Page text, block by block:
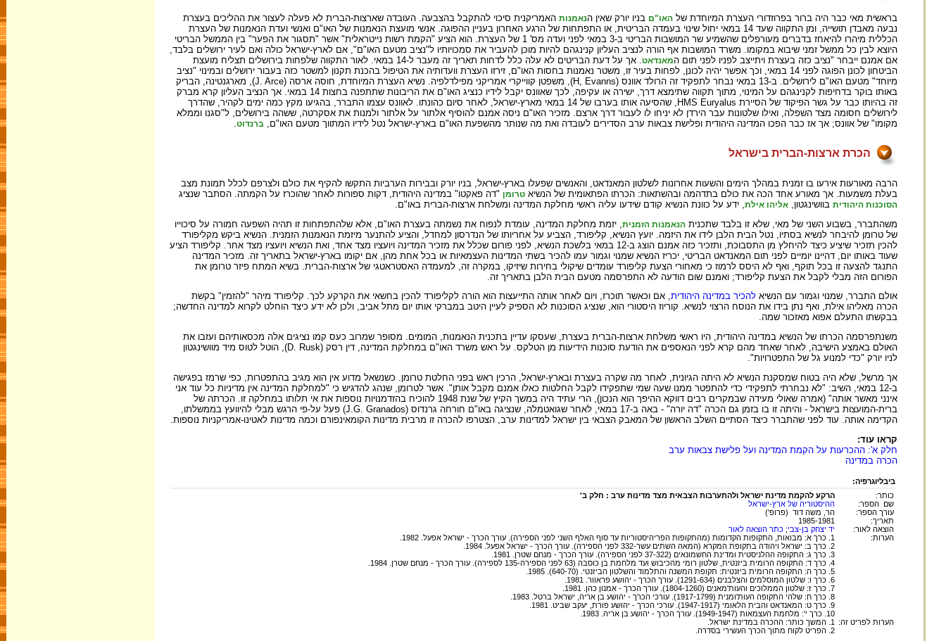
בראשית מאי כבר היה ברור בפרוזדורי העצרת המיוחדת של האו"ם בניו יורק שאין הנאמנות האמריקנית סיכוי להתקבל בהצבעה. העובדה שארצות-הברית לא פעלה לעצור את ההליכים בעצרת
נבעה מאבדן תושייה, ומן התקווה שעד 14 במאי יחול שינוי בעמדה הבריטית, או התפתחות של הרגע האחרון בעניין ההפוגה. אנשי מועצת הנאמנות של האו"ם ואנשי ועדת הנאמנות של העצרת
הכללית מיהרו להיאחז בדברים מעורפלים שהשמיע שר המושבות הבריטי ב-3 במאי לפני ועדה מס' 1 של העצרת. הוא הציע "הקמת רשות נייטראלית" אשר "תסגור את הפער" בין הממשל הבריטי
היוצא לבין כל ממשל זמני שיבוא במקומו. משרד המושבות אף הורה לנציב העליון קנינגהם להיות מוכן להעביר את סמכויותיו ל"נציב מטעם האו"ם", אם לארץ-ישראל כולה ואם לעיר ירושלים בלבד,
אם אמנם ייבחר "נציב כזה בעצרת ויתייצב לפניו לפני תום המאנדאט
. אך על דעת הבריטים לא עלה כלל לדחות תאריך זה מעבר ל-14 במאי. לאור התקווה שלפחות בירושלים תצליח מועצת
הביטחון לכונן הפוגה לפני 14 במאי, וכך אפשר יהיה לכונן, לפחות בעיר זו, משטר נאמנות בחסות האו"ם, זירזו העצרת וועדותיה את הטיפול בהכנת תקנון למשטר כזה בעבור ירושלים ובמינוי "נציב
מיוחד" מטעם האו"ם לירושלים. ב-13 במאי נבחר לתפקיד זה הרולד אוונס (H, Evanns), משפטן קווייקרי אמריקני מפילדלפיה. נשיא העצרת המיוחדת, חוסה ארסה (J. Arce), מארגנטינה, הבריק
באותו בוקר בדחיפות לקנינגהם על המינוי, מתוך תקווה שתימצא דרך, ישירה או עקיפה, לכך שאוונס יקבל לידיו כנציג האו"ם את הריבונות שתתפנה בחצות 14 במאי. אך הנציב העליון קרא מברק
זה בהיותו כבר על גשר הפיקוד של הסיירת HMS Euryalus, שהסיעה אותו בערבו של 14 במאי מארץ-ישראל, לאחר סיום כהונתו. לאוונס עצמו התברר, בהגיעו מקץ כמה ימים לקהיר, שהדרך
לירושלים חסומה מצד השפלה, ואילו שלטונות עבר הירדן לא יניחו לו לעבור דרך ארצם. מזכיר האו"ם ניסה אמנם להוסיף אלתור על אלתור ולמנות את אסקרטה, ששהה בירושלים, ל"סגנו וממלא
מקומו" של אוונס; אך אז כבר הפכו המדינה היהודית ופלישת צבאות ערב הסדירים לעובדה ואת מה שנותר מהשפעת האו"ם בארץ-ישראל נטל לידיו המתווך מטעם האו"ם, ברנדוט.
הכרת ארצות-הברית בישראל
הרבה מאורעות אירעו בו זמנית במהלך הימים והשעות אחרונות לשלטון המאנדאט, והאנשים שפעלו בארץ-ישראל, בניו יורק ובבירות הערביות התקשו להקיף את כולם ולצרפם לכלל תמונת מצב
בעלת משמעות. אך מאורע אחד הכה את כולם בתדהמה ובהשתאות: הכרתו הפתאומית של הנשיא טרומן "דה פאקטו" במדינה היהודית, דקות ספורות לאחר שהוכרז על הקמתה. הסתבר שנציג
הסוכנות היהודית בוושינגטון, אליהו אילת
, ידע על כוונת הנשיא קודם שידעו עליה ראשי מחלקת המדינה ומשלחת ארצות-הברית באו"ם.
משהתברר, בשבוע השני של מאי, שלא זו בלבד שתכנית הנאמנות הזמנית
, יזמת מחלקת המדינה, עומדת לנפוח את נשמתה בעצרת האו"ם, אלא שלהתפתחות זו תהיה השפעה חמורה על סיכוייו
של טרומן להיבחר לנשיא בסתיו, נטל הבית הלבן לידו את היזמה. יועץ הנשיא, קליפורד, הצביע על אחריותו של הנדרסון למחדל, והציע להתנער מיזמת הנאמנות הזמנית. הנשיא ביקש מקליפורד
להכין תזכיר שיציע כיצד להיחלץ מן התסבוכת, ותזכיר כזה אמנם הוצג ב-12 במאי בלשכת הנשיא, לפני פורום שכלל את מזכיר המדינה ויועציו מצד אחד, ואת הנשיא ויועציו מצד אחר. קליפורד הציע
שעוד באותו יום, דהיינו יומיים לפני תום המאנדאט הבריטי, יכריז הנשיא שמנוי וגמור עמו להכיר בשתי המדינות העצמאיות או בכל אחת מהן, אם יקומו בארץ-ישראל בתאריך זה. מזכיר המדינה
התנגד להצעה זו בכל תוקף, ואף לא היסס לרמוז כי מאחורי הצעת קליפורד עומדים שיקולי בחירות שיזיקו, במקרה זה, למעמדה האסטראטגי של ארצות-הברית. בשיא המתח פיזר טרומן את
הפורום הזה מבלי לקבל את הצעת קליפורד; ואמנם שום הודעה לא התפרסמה מטעם הבית הלבן בתאריך זה.
אולם התברר, שמנוי וגמור עם הנשיא להכיר במדינה היהודית, אם וכאשר תוכרז, ויום לאחר אותה התייעצות הוא הורה לקליפורד להכין בחשאי את הקרקע לכך. קליפורד מיהר "להזמין" בקשת
הכרה מאליהו אילת, ואף נתן בידו את הנוסח הרצוי לנשיא. קוריוז היסטורי הוא, שנציג הסוכנות לא הספיק לעיין היטב במברקי אותו יום מתל אביב, ולכן לא ידע כיצד הוחלט לקרוא למדינה החדשה;
בבקשתו התעלם אפוא מאזכור שמה.
משנתפרסמה הכרתו של הנשיא במדינה היהודית, היו ראשי משלחת ארצות-הברית בעצרת, שעסקו עדיין בתכנית הנאמנות, המומים. מסופר שמרוב כעס קמו נציגים אלה מכסאותיהם ועזבו את
האולם באמצע הישיבה, לאחר שאחד מהם קרא לפני הנאספים את הודעת סוכנות הידיעות מן הטלקס. על ראש משרד האו"ם במחלקת המדינה, דין רסק (D. Rusk), הוטל לטוס מיד מוושינגטון
לניו יורק "כדי למנוע גל של התפטרויות".
אך מרשל, שלא היה בטוח שמסקנת הנשיא לא היתה הגיונית, לאחר מה שקרה בעצרת ובארץ-ישראל, הרכין ראש בפני החלטת טרומן. כשנשאל מדוע אין הוא מגיב בהתפטרות, כפי שרמז בפגישה
ב-12 במאי, השיב: "לא נבחרתי לתפקידי כדי להתפטר ממנו שעה שמי שתפקידו לקבל החלטות כאלו אמנם מקבל אותן". אשר לטרומן, שנהג להדגיש כי "למחלקת המדינה אין מדיניות כל עוד אני
אינני מאשר אותה" (אמרה שאולי מעידה שבמקרים רבים דווקא ההיפך הוא הנכון), הרי עתיד היה במשך הקיץ של שנת 1948 להוכיח בהזדמנויות נוספות את אי תלותו במחלקה זו. הכרתה של
ברית-המועצות בישראל - והיתה זו בו בזמן גם הכרה "דה יורה" - באה ב-17 במאי, לאחר שגואטמלה, שנציגה באו"ם חורחה גרנדוס (J.G. Granados) פעל על-פי הרגש מבלי להיוועץ בממשלתו,
הקדימה אותה. עוד לפני שהתברר כיצד הסתיים השלב הראשון של המאבק הצבאי בין ישראל למדינות ערב, הצטרפו להכרה זו מרבית מדינות הקומאינפורם וכמה מדינות לאטינו-אמריקניות נוספות.
קראו עוד:
חלק א': ההכרעות על הקמת המדינה ועל פלישת צבאות ערב
הכרה במדינה
ביבליוגרפיה:
כותר:
הרקע להקמת מדינת ישראל ולהתערבות הצבאית מצד מדינות ערב : חלק ב'
שם הספר:
ההיסטוריה של ארץ-ישראל
עורך הספר:
הר, משה דוד (פרופ')
תאריך:
1985-1981
הוצאה לאור:
יד יצחק בן-צבי; כתר הוצאה לאור
הערות:
1. כרך א: מבואות, התקופות הקדומות (מהתקופות הפריהיסטוריות עד סוף האלף השני לפני הספירה). עורך הכרך - ישראל אפעל. 1982.
2. כרך ב: ישראל ויהודה בתקופת המקרא (המאה השתים עשר-332 לפני הספירה). עורך הכרך - ישראל אפעל. 1984.
3. כרך ג: התקופה ההלניסטית ומדינת החשמונאים (37-322 לפני הספירה). עורך הכרך - מנחם שטרן. 1981.
4. כרך ד: התקופה הרומית ביזנטית, שלטון רומי מהכיבוש ועד מלחמת בן כוסבה (63 לפני הספירה-135 לספירה). עורך הכרך - מנחם שטרן. 1984.
5. כרך ה: התקופה הרומית ביזנטית: תקופת המשנה והתלמוד והשלטון הביזנטי. (640-70). 1985.
6. כרך ו: שלטון המוסלמים והצלבנים (1291-634). עורך הכרך - יהושע פראוור. 1981.
7. כרך ז: שלטון הממלוכים והעות'מאנים (1804-1260). עורך הכרך - אמנון כהן. 1981.
8. כרך ח: שלהי התקופה העות'ומנית (1917-1799). עורכי הכרך - יהושע בן אריה, ישראל ברטל. 1983.
9. כרך ט: המאנדאט והבית הלאומי (1947-1917). עורכי הכרך - יהושע פורת, יעקב שביט. 1981.
10. כרך י': מלחמת העצמאות (1949-1947). עורך הכרך - יהושע בן אריה. 1983.
הערות לפריט זה:
1. המשך כותר: ההכרה במדינת ישראל.
2. הפריט לקוח מתוך הכרך העשירי בסדרה.